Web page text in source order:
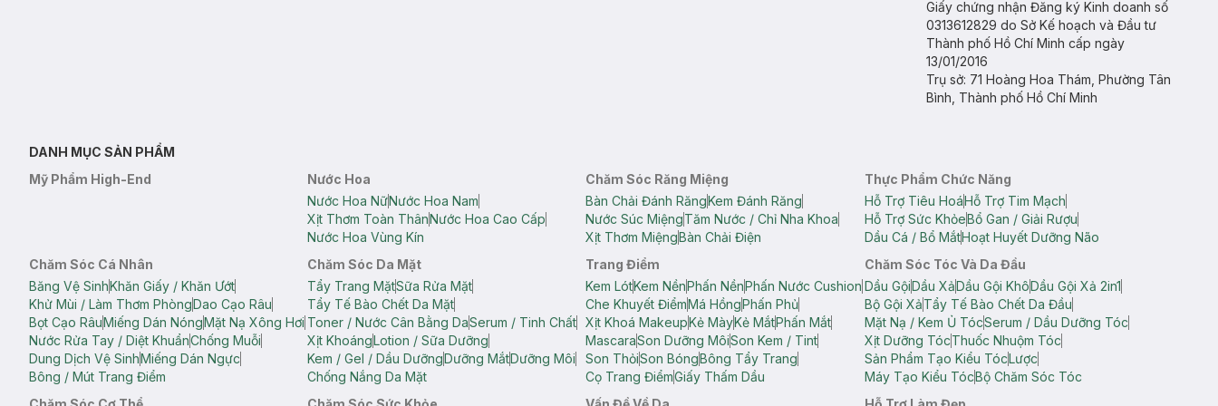
Giấy chứng nhận Đăng ký Kinh doanh số
0313612829 do Sở Kế hoạch và Đầu tư
Thành phố Hồ Chí Minh cấp ngày
13/01/2016
Trụ sở: 71 Hoàng Hoa Thám, Phường Tân
Bình, Thành phố Hồ Chí Minh
DANH MỤC SẢN PHẨM
Mỹ Phẩm High-End
Nước Hoa
Nước Hoa NữNước Hoa Nam
Xịt Thơm Toàn ThânNước Hoa Cao Cấp
Nước Hoa Vùng Kín
Chăm Sóc Răng Miệng
Bàn Chải Đánh RăngKem Đánh Răng
Nước Súc MiệngTăm Nước / Chỉ Nha Khoa
Xịt Thơm MiệngBàn Chải Điện
Thực Phẩm Chức Năng
Hỗ Trợ Tiêu HoáHỗ Trợ Tim Mạch
Hỗ Trợ Sức KhỏeBổ Gan / Giải Rượu
Dầu Cá / Bổ MắtHoạt Huyết Dưỡng Não
Chăm Sóc Cá Nhân
Băng Vệ SinhKhăn Giấy / Khăn Ướt
Khử Mùi / Làm Thơm PhòngDao Cạo Râu
Bọt Cạo RâuMiếng Dán NóngMặt Nạ Xông Hơi
Nước Rửa Tay / Diệt KhuẩnChống Muỗi
Dung Dịch Vệ SinhMiếng Dán Ngực
Bông / Mút Trang Điểm
Chăm Sóc Da Mặt
Tẩy Trang MặtSữa Rửa Mặt
Tẩy Tế Bào Chết Da Mặt
Toner / Nước Cân Bằng DaSerum / Tinh Chất
Xịt KhoángLotion / Sữa Dưỡng
Kem / Gel / Dầu DưỡngDưỡng MắtDưỡng Môi
Chống Nắng Da Mặt
Trang Điểm
Kem LótKem NềnPhấn NềnPhấn Nước Cushion
Che Khuyết ĐiểmMá HồngPhấn Phủ
Xịt Khoá MakeupKẻ MàyKẻ MắtPhấn Mắt
MascaraSon Dưỡng MôiSon Kem / Tint
Son ThỏiSon BóngBông Tẩy Trang
Cọ Trang ĐiểmGiấy Thấm Dầu
Chăm Sóc Tóc Và Da Đầu
Dầu GộiDầu XảDầu Gội KhôDầu Gội Xả 2in1
Bộ Gội XảTẩy Tế Bào Chết Da Đầu
Mặt Nạ / Kem Ủ TócSerum / Dầu Dưỡng Tóc
Xịt Dưỡng TócThuốc Nhuộm Tóc
Sản Phẩm Tạo Kiểu TócLược
Máy Tạo Kiểu TócBộ Chăm Sóc Tóc